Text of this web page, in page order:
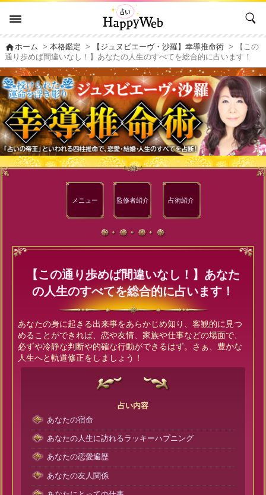
homeホーム >本格鑑定 > 【ジュヌビエーヴ・沙羅】幸導推命術 > 【この
通り歩めば間違いなし！】あなたの人生のすべてを総合的に占います！
メニュー 監修者紹介 占術紹介
【この通り歩めば間違いなし！】あなた
の人生のすべてを総合的に占います！
あなたの身に起きる出来事をあらかじめ知り、客観的に見つ
めることができれば、恋や友情、家族や仕事などの場面で、
必ずや冷静な判断や的確な行動ができるはず。さぁ、豊かな
人生へと軌道修正をしましょう！
占い内容
あなたの宿命
あなたの人生に訪れるラッキーハプニング
あなたの恋愛遍歴
あなたの友人関係